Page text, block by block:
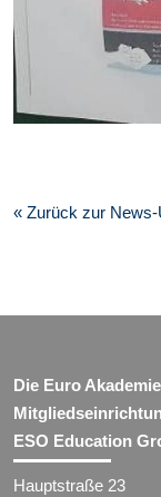
« Zurück zur
Die Euro
ESO Education
Hauptstraße 23